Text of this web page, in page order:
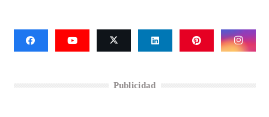
Publicidad